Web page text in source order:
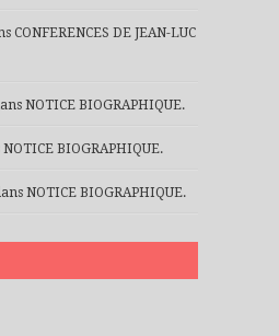
CONFERENCES DE JEAN-LUC
NOTICE BIOGRAPHIQUE.
NOTICE BIOGRAPHIQUE.
NOTICE BIOGRAPHIQUE.